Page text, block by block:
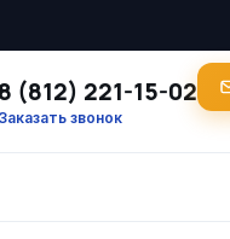
(812) 221-15-02
звонок